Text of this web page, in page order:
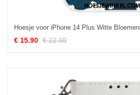
Hoesje voor iPhone 14 Plus Witte Bloemen
€ 15.90 € 22.00